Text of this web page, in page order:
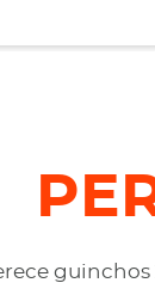
sem qualquer